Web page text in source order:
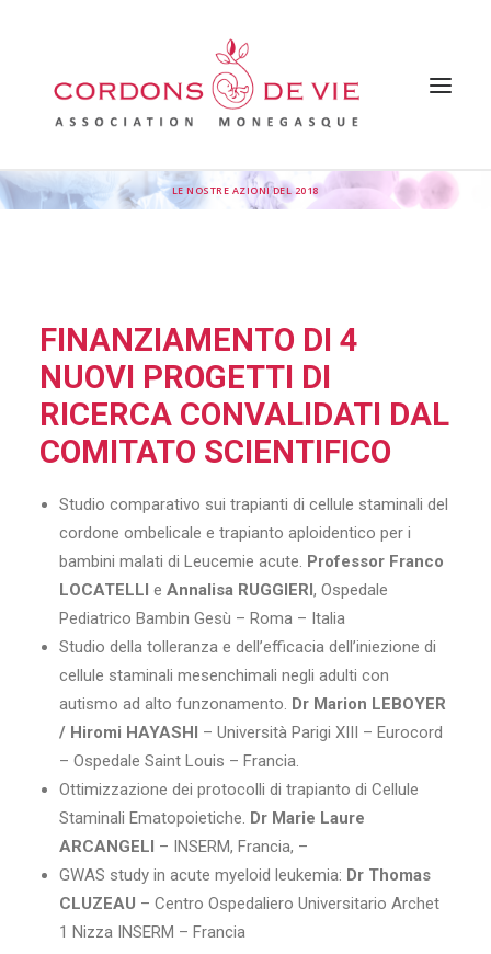
LE NOSTRE AZIONI DEL 2018
FINANZIAMENTO DI 4
NUOVI PROGETTI DI
RICERCA CONVALIDATI DAL
COMITATO SCIENTIFICO
Studio comparativo sui trapianti di cellule staminali del
cordone ombelicale e trapianto aploidentico per i
bambini malati di Leucemie acute. Professor Franco
LOCATELLI e Annalisa RUGGIERI, Ospedale
Pediatrico Bambin Gesù – Roma – Italia
Studio della tolleranza e dell’efficacia dell’iniezione di
cellule staminali mesenchimali negli adulti con
autismo ad alto funzonamento. Dr Marion LEBOYER
/ Hiromi HAYASHI – Università Parigi XIII – Eurocord
– Ospedale Saint Louis – Francia.
Ottimizzazione dei protocolli di trapianto di Cellule
Staminali Ematopoietiche. Dr Marie Laure
ARCANGELI – INSERM, Francia, –
GWAS study in acute myeloid leukemia: Dr Thomas
CLUZEAU – Centro Ospedaliero Universitario Archet
1 Nizza INSERM – Francia